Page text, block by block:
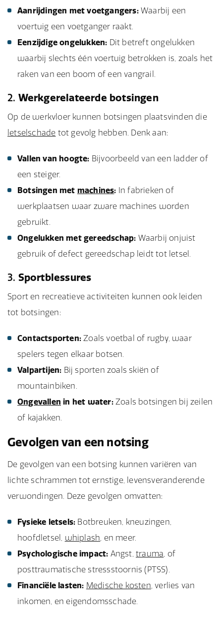
Aanrijdingen met voetgangers:Waarbij een
voertuig een voetganger raakt.
Eenzijdige ongelukken: Dit betreft ongelukken
waarbij slechts één voertuig betrokken is, zoals het
raken van een boom of een vangrail.
2. Werkgerelateerde botsingen
Op de werkvloer kunnen botsingen plaatsvinden die
letselschade tot gevolg hebben. Denk aan:
Vallen van hoogte: Bijvoorbeeld van een ladder of
een steiger.
Botsingen met machines: In fabrieken of
werkplaatsen waar zware machines worden
gebruikt.
Ongelukken met gereedschap: Waarbij onjuist
gebruik of defect gereedschap leidt tot letsel.
3. Sportblessures
Sport en recreatieve activiteiten kunnen ook leiden
tot botsingen:
Contactsporten: Zoals voetbal of rugby, waar
spelers tegen elkaar botsen.
Valpartijen: Bij sporten zoals skiën of
mountainbiken.
Ongevallen in het water:Zoals botsingen bij zeilen
of kajakken.
Gevolgen van een notsing
De gevolgen van een botsing kunnen variëren van
lichte schrammen tot ernstige, levensveranderende
verwondingen. Deze gevolgen omvatten:
Fysieke letsels: Botbreuken, kneuzingen,
hoofdletsel, whiplash, en meer.
Psychologische impact: Angst,trauma, of
posttraumatische stressstoornis (PTSS).
Financiële lasten: Medische kosten, verlies van
inkomen, en eigendomsschade.